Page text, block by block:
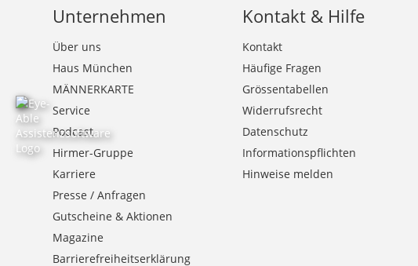
Unternehmen
Über uns
Haus München
MÄNNERKARTE
Service
Podcast
Hirmer-Gruppe
Karriere
Presse / Anfragen
Gutscheine & Aktionen
Magazine
Barrierefreiheitserklärung
Kontakt & Hilfe
Kontakt
Häufige Fragen
Grössentabellen
Widerrufsrecht
Datenschutz
Informationspflichten
Hinweise melden